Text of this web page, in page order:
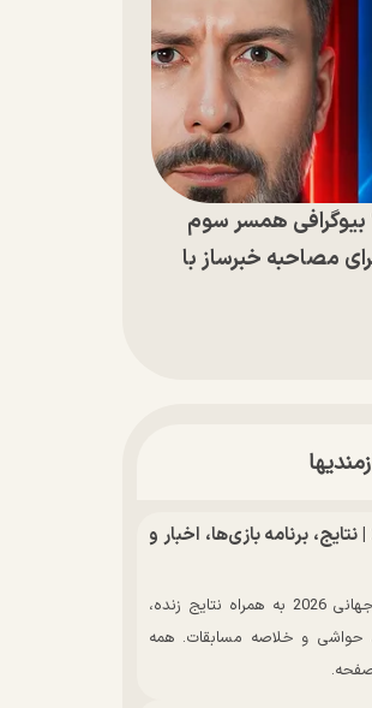
همسر سوم
مصاحبه خبرساز با
جدول جام جهانی 2026 | نتایج، برنامه بازی‌ها، اخبار و
مشاهده جدول کامل جام جهانی 2026 به همراه نتایج زنده،
حواشی و خلاصه مسابقات. همه